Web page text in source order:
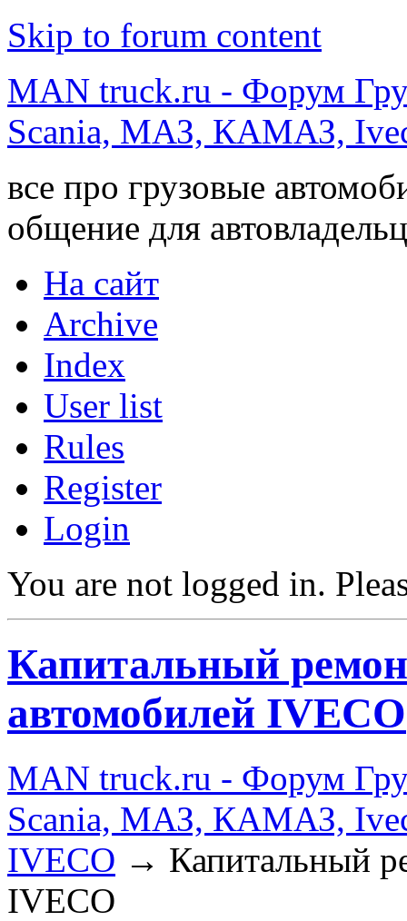
Skip to forum content
MAN truck.ru - Форум
Scania, МАЗ, КАМАЗ,
все про грузовые
общение для
На сайт
Archive
Index
User list
Rules
Register
Login
You are not logged in.
Капитальный
автомобилей IVECO
MAN truck.ru - Форум
Scania, МАЗ, КАМАЗ,
IVECO → Капитальный
IVECO